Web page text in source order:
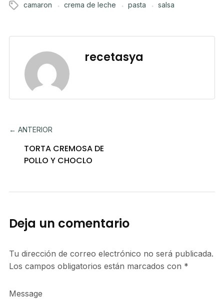
camaron crema de leche pasta salsa
recetasya
← ANTERIOR
TORTA CREMOSA DE
POLLO Y CHOCLO
Deja un comentario
Tu dirección de correo electrónico no será publicada.
Los campos obligatorios están marcados con *
Message